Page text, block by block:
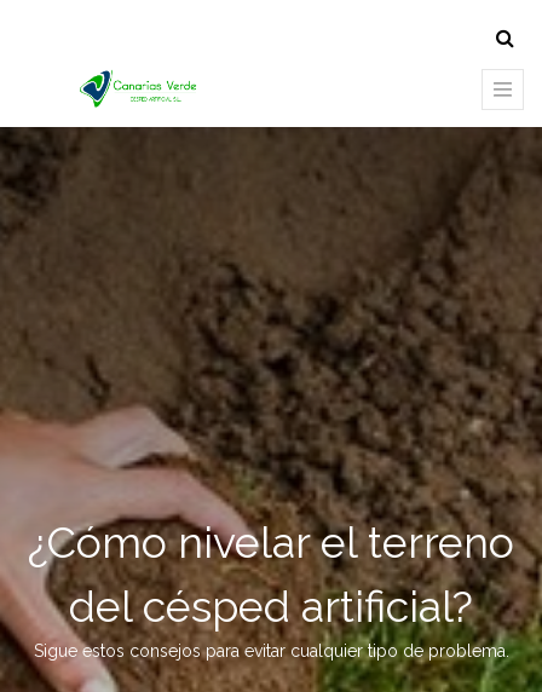
¿Cómo nivelar el terreno
del césped artificial?
Sigue estos consejos para evitar cualquier tipo de problema.